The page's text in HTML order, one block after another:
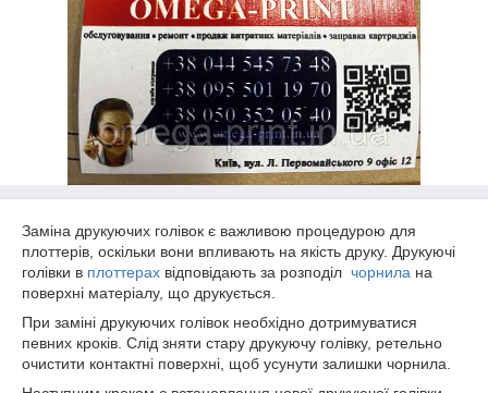
Заміна друкуючих голівок є важливою процедурою для
плоттерів, оскільки вони впливають на якість друку. Друкуючі
голівки в плоттерах відповідають за розподіл чорнила на
поверхні матеріалу, що друкується.
При заміні друкуючих голівок необхідно дотримуватися
певних кроків. Слід зняти стару друкуючу голівку, ретельно
очистити контактні поверхні, щоб усунути залишки чорнила.